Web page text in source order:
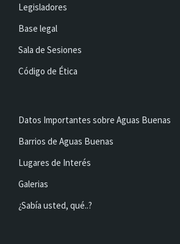
Legisladores
Base legal
Sala de Sesiones
Código de Ética
Datos Importantes sobre Aguas Buenas
Barrios de Aguas Buenas
Lugares de Interés
Galerias
¿Sabía usted, qué..?